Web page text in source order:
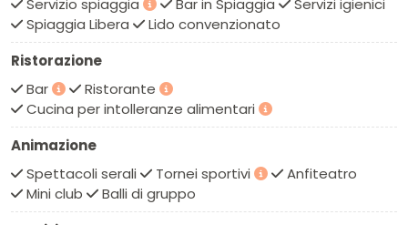
mare. Laspiaggiaattrezzata è raggiungibile
comodamente a piedi e dista meno di 150 metri, inoltre
un ampio tratto di sabbia è riservato agli amici a
quattro zampe, i cani sono ammessi nel villaggio. A
disposizione degli ospiti un parco acquatico
idromassaggio,piscinaper adulti e piscina per bambini.
Un ricco programma di
degli ospiti con intrattenimento per grandi e piccini. Il
villaggio dista circa 10 km dalla bella città di
è vicino ai parchi divertimentoMirabilandiaeItalia in
Servizio spiaggia
Bar in Spiaggia
Servizi igienici
Spiaggia Libera
Lido convenzionato
Ristorazione
Bar
Ristorante
Cucina per intolleranze alimentari
Animazione
Spettacoli serali
Tornei sportivi
Anfiteatro
Mini club
Balli di gruppo